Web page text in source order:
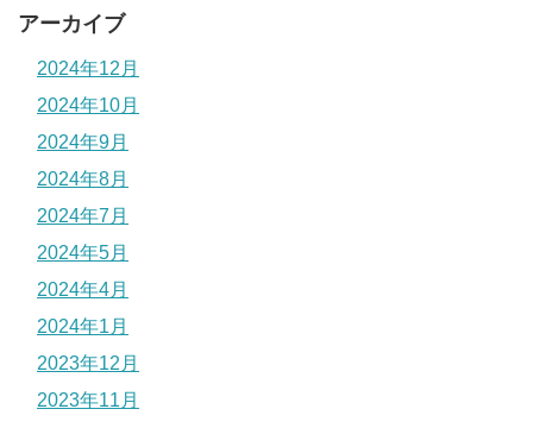
アーカイブ
2024年12月
2024年10月
2024年9月
2024年8月
2024年7月
2024年5月
2024年4月
2024年1月
2023年12月
2023年11月